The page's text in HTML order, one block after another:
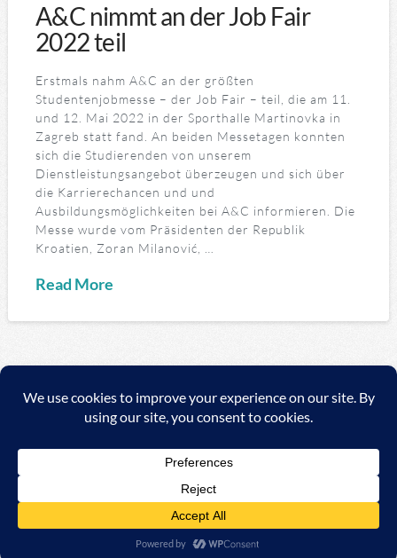
A&C nimmt an der Job Fair
2022 teil
Erstmals nahm A&C an der größten
Studentenjobmesse – der Job Fair – teil, die am 11.
und 12. Mai 2022 in der Sporthalle Martinovka in
Zagreb statt fand. An beiden Messetagen konnten
sich die Studierenden von unserem
Dienstleistungsangebot überzeugen und sich über
die Karrierechancen und und
Ausbildungsmöglichkeiten bei A&C informieren. Die
Messe wurde vom Präsidenten der Republik
Kroatien, Zoran Milanović, …
Read More
1 2 3 ... 4
2026 A&C Automationssysteme & Consulting
AGB
Datenschutzerklärung/Data
protection declaration